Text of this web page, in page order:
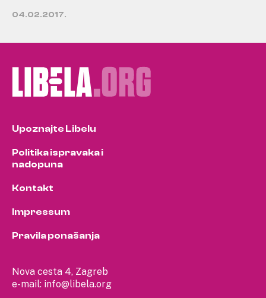
04.02.2017.
Nova cesta 4, Zagreb
e-mail: info@libela.org
Upoznajte Libelu
Politika ispravaka i
nadopuna
Kontakt
Impressum
Pravila ponašanja